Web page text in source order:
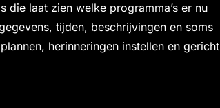
die laat zien welke programma’s er nu
tijden, beschrijvingen en soms
herinneringen instellen en gericht